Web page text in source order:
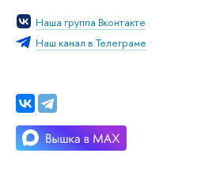
Наша группа Вконтакте
Наш канал в Телеграме